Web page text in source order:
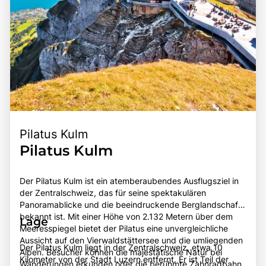
Pilatus Kulm
Pilatus Kulm
Der Pilatus Kulm ist ein atemberaubendes Ausflugsziel in
der Zentralschweiz, das für seine spektakulären
Panoramablicke und die beeindruckende Berglandschaft
bekannt ist. Mit einer Höhe von 2.132 Metern über dem
Meeresspiegel bietet der Pilatus eine unvergleichliche
Aussicht auf den Vierwaldstättersee und die umliegenden
Alpen. Besucher können die majestätische Natur bei
Lage
Der Pilatus Kulm liegt in der Zentralschweiz, etwa 10
Kilometer von der Stadt Luzern entfernt. Er ist Teil der